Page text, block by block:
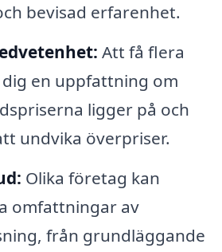
bevisad erfarenhet.
Att få flera
en uppfattning om
ligger på och
undvika överpriser.
Olika företag kan
omfattningar av
från grundläggande